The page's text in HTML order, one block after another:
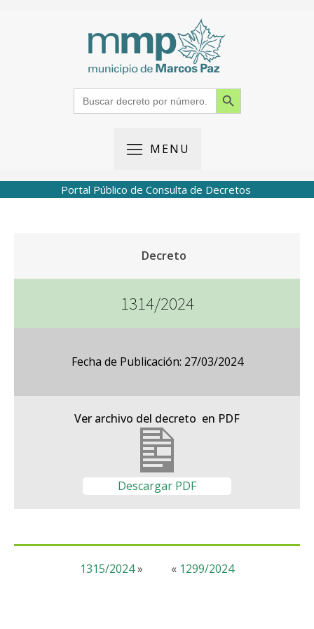
Search
for:
Search Button
MENU
Portal Público de Consulta de Decretos
Decreto
1314/2024
Fecha de Publicación: 27/03/2024
Ver archivo del decreto en PDF
Descargar PDF
« 1299/2024
1315/2024»